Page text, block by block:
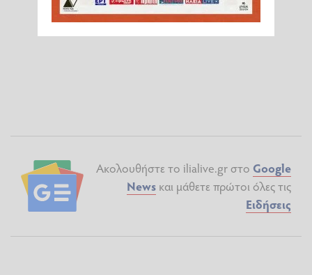
Ακολουθήστε το ilialive.gr στο Google
News και μάθετε πρώτοι όλες τις
Ειδήσεις